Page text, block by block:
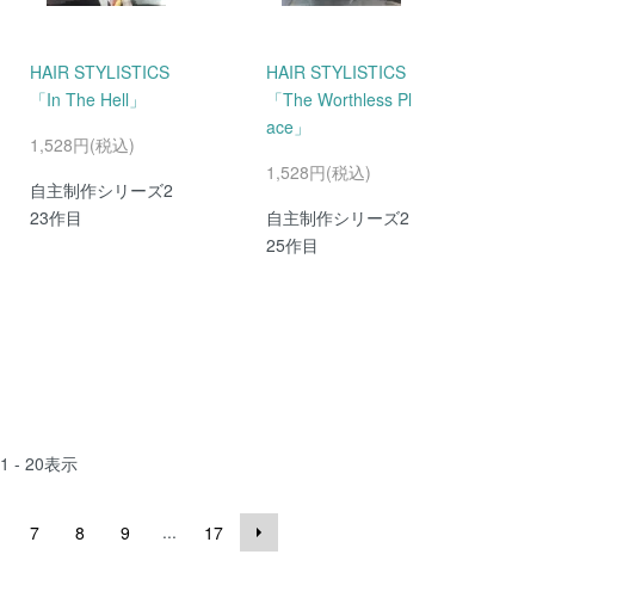
HAIR STYLISTICS
「In The Hell」
1,528円(税込)
自主制作シリーズ2
23作目
HAIR STYLISTICS
「The Worthless Pl
ace」
1,528円(税込)
自主制作シリーズ2
25作目
1 - 20表示
7 8 9 ... 17